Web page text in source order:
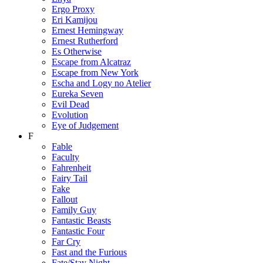
Ergo Proxy
Eri Kamijou
Ernest Hemingway
Ernest Rutherford
Es Otherwise
Escape from Alcatraz
Escape from New York
Escha and Logy no Atelier
Eureka Seven
Evil Dead
Evolution
Eye of Judgement
F
Fable
Faculty
Fahrenheit
Fairy Tail
Fake
Fallout
Family Guy
Fantastic Beasts
Fantastic Four
Far Cry
Fast and the Furious